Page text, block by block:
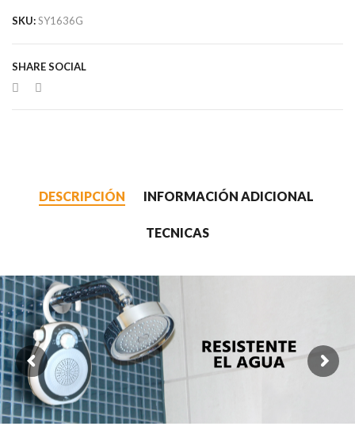
SKU:SY1636G
SHARE SOCIAL
DESCRIPCIÓN INFORMACIÓN ADICIONAL
TECNICAS